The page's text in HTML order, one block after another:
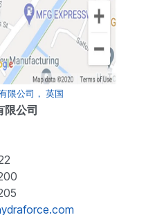
限公司， 英国
限公司